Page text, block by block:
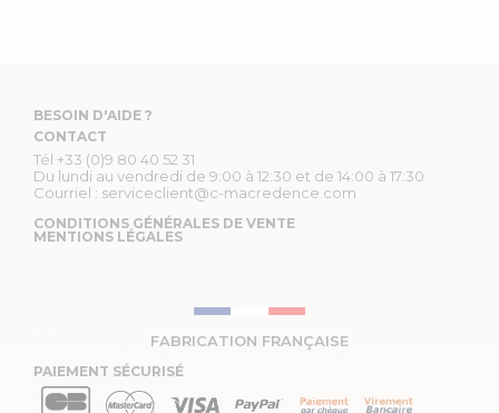
BESOIN D'AIDE ?
CONTACT
Tél +33 (0)9 80 40 52 31
Du lundi au vendredi de 9:00 à 12:30 et de 14:00 à 17:30
Courriel : serviceclient@c-macredence.com
CONDITIONS GÉNÉRALES DE VENTE
MENTIONS LÉGALES
FABRICATION FRANÇAISE
PAIEMENT SÉCURISÉ